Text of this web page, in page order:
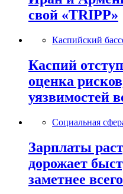
свой «TRIPP»
Каспийский
Каспий
оценка
уязвимостей
Социальная
Зарплаты
дорожает
заметнее всего